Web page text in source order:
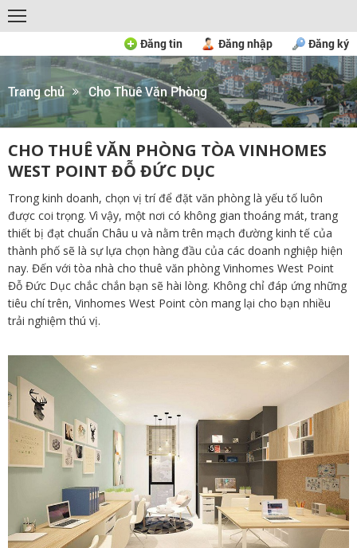
Đăng tin Đăng nhập Đăng ký
Trang chủ Cho Thuê Văn Phòng
CHO THUÊ VĂN PHÒNG TÒA VINHOMES
WEST POINT ĐỖ ĐỨC DỤC
Trong kinh doanh, chọn vị trí để đặt văn phòng là yếu tố luôn
được coi trọng. Vì vậy, một nơi có không gian thoáng mát, trang
thiết bị đạt chuẩn Châu u và nằm trên mạch đường kinh tế của
thành phố sẽ là sự lựa chọn hàng đầu của các doanh nghiệp hiện
nay. Đến với tòa nhà cho thuê văn phòng Vinhomes West Point
Đỗ Đức Dục chắc chắn bạn sẽ hài lòng. Không chỉ đáp ứng những
tiêu chí trên, Vinhomes West Point còn mang lại cho bạn nhiều
trải nghiệm thú vị.